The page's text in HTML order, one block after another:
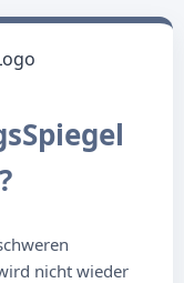
nicht wieder